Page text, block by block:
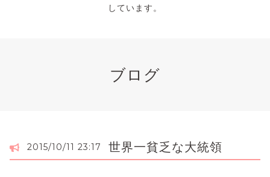
しています。
ブログ
2015/10/11 23:17 世界一貧乏な大統領